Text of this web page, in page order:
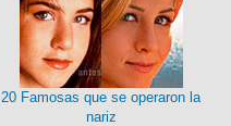
20 Famosas que se operaron la
nariz